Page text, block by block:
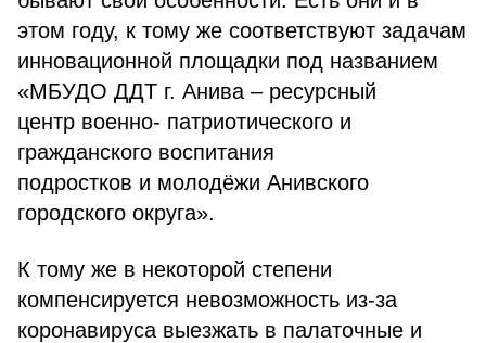
этом году, к тому же соответствуют задачам
инновационной площадки под названием
«МБУДО ДДТ г. Анива – ресурсный
центр военно- патриотического и
гражданского воспитания
подростков и молодёжи Анивского
городского округа».
К тому же в некоторой степени
компенсируется невозможность из-за
коронавируса выезжать в палаточные и